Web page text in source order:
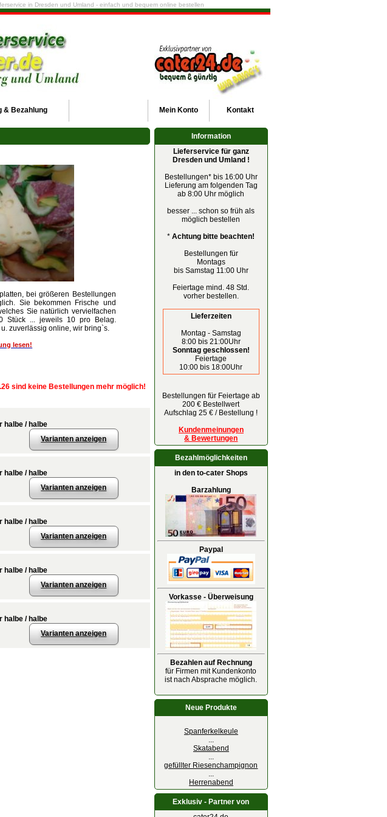
in Dresden und Umland - einfach und bequem online bestellen
& Bezahlung Kontakt
Mein Konto
bei größeren Bestellungen
Sie bekommen Frische und
Sie natürlich vervielfachen
Stück ... jeweils 10 pro Belag.
zuverlässig online, wir bring`s.
lesen!
sind keine Bestellungen mehr möglich!
halbe / halbe
Varianten anzeigen
halbe / halbe
Varianten anzeigen
halbe / halbe
Varianten anzeigen
halbe / halbe
Varianten anzeigen
halbe / halbe
Varianten anzeigen
Information
Lieferservice für ganz
Dresden und Umland !
Bestellungen* bis 16:00 Uhr
Lieferung am folgenden Tag
ab 8:00 Uhr möglich
besser ... schon so früh als
möglich bestellen
*Achtung bitte beachten!
Bestellungen für
Montags
bis Samstag 11:00 Uhr
Feiertage mind. 48 Std.
vorher bestellen.
Lieferzeiten
Montag - Samstag
8:00 bis 21:00Uhr
Sonntag geschlossen!
Feiertage
10:00 bis 18:00Uhr
Bestellungen für Feiertage ab
200 € Bestellwert
Aufschlag 25 € / Bestellung !
Kundenmeinungen
& Bewertungen
Bezahlmöglichkeiten
in den to-cater Shops
Barzahlung
Paypal
Vorkasse - Überweisung
Bezahlen auf Rechnung
für Firmen mit Kundenkonto
ist nach Absprache möglich.
Neue Produkte
Spanferkelkeule
...
Skatabend
...
gefüllter Riesenchampignon
...
Herrenabend
Exklusiv - Partner von